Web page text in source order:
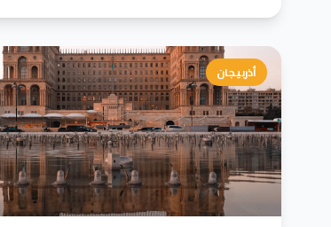
أذربيجان